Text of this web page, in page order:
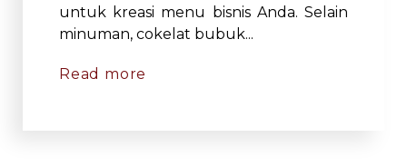
untuk kreasi menu bisnis Anda. Selain
minuman, cokelat bubuk...
Read more